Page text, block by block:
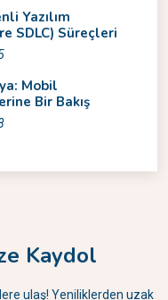
Yazılım
SDLC) Süreçleri
Mobil
Bir Bakış
Kaydol
ulaş! Yeniliklerden uzak